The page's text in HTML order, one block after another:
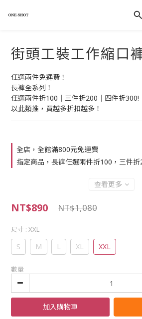
街頭工裝工作縮口
任選兩件免運費！
長褲全系列！
任選兩件折100｜三件折200｜四件折300!
以此類推，買越多折扣越多！
全店，全館滿800元免運費
指定商品，長褲任選兩件折100，三件
查看更多
NT$890 NT$1,080
尺寸 : XXL
S M L XL XXL
數量
加入購物車